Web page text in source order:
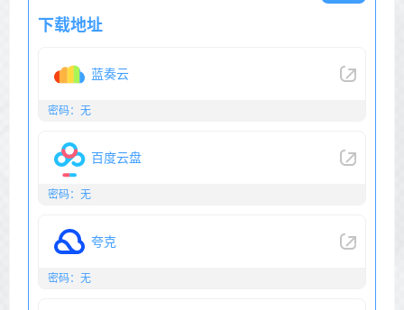
下载地址
蓝奏云
密码：无
百度云盘
密码：无
夸克
密码：无